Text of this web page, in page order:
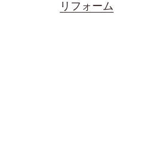
リフォーム